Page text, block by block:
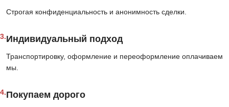
Строгая конфиденциальность и анонимность сделки.
3.Индивидуальный подход
Транспортировку, оформление и переоформление оплачиваем
мы.
4.Покупаем дорого